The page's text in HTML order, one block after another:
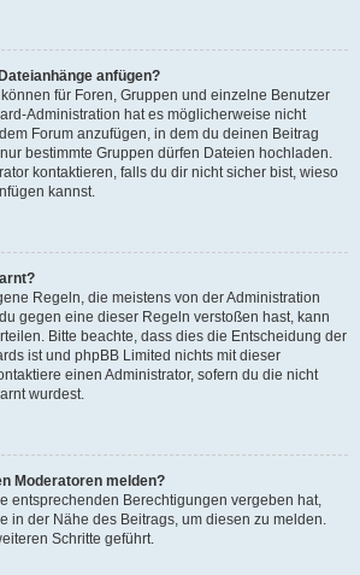
anfügen?
für Foren, Gruppen und einzelne Benutzer
Administration hat es möglicherweise nicht
Forum anzufügen, in dem du deinen Beitrag
bestimmte Gruppen dürfen Dateien hochladen.
kontaktieren, falls du dir nicht sicher bist, wieso
kannst.
Regeln, die meistens von der Administration
gegen eine dieser Regeln verstoßen hast, kann
Bitte beachte, dass dies die Entscheidung der
ist und phpBB Limited nichts mit dieser
einen Administrator, sofern du die nicht
wurdest.
Moderatoren melden?
entsprechenden Berechtigungen vergeben hat,
in der Nähe des Beitrags, um diesen zu melden.
Schritte geführt.